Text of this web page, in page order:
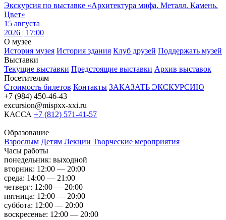
Экскурсия по выставке «Архитектура мифа. Металл. Камень.
Цвет»
15 августа
2026 | 17:00
О музее
История музея История здания Клуб друзей Поддержать музей
Выставки
Текущие выставки Предстоящие выставки Архив выставок
Посетителям
Стоимость билетов Контакты ЗАКАЗАТЬ ЭКСКУРСИЮ
+7 (984) 450-46-43
excursion@mispxx-xxi.ru
КАССА +7 (812) 571-41-57
Образование
Взрослым Детям Лекции Творческие мероприятия
Часы работы
понедельник: выходной
вторник: 12:00 — 20:00
среда: 14:00 — 21:00
четверг: 12:00 — 20:00
пятница: 12:00 — 20:00
суббота: 12:00 — 20:00
воскресенье: 12:00 — 20:00